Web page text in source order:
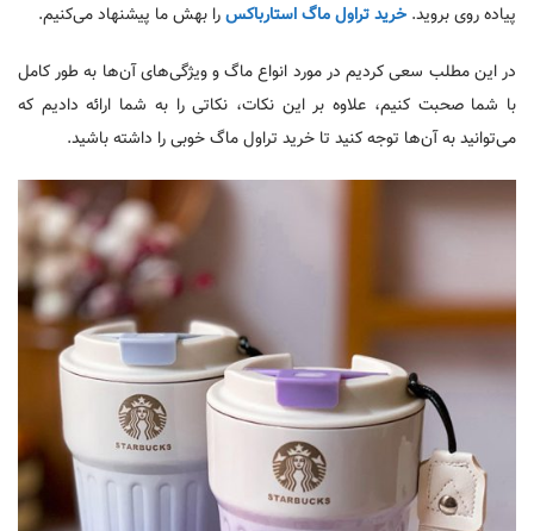
پیاد‌ه روی بروید. خرید تراول ماگ استارباکسرا بهش ما پیشنهاد می‌کنیم.
در این مطلب سعی کردیم در مورد انواع ماگ و ویژگی‌های آن‌ها به طور کامل
با شما صحبت کنیم، علاوه بر این نکات، نکاتی را به شما ارائه دادیم که
می‌توانید به آن‌ها توجه کنید تا خرید تراول ماگ خوبی را داشته باشید.